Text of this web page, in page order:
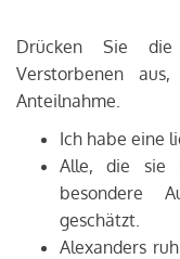
Drücken Sie die
Verstorbenen
Anteilnahme.
Ich habe eine
Alle, die sie
besondere
geschätzt.
Alexanders